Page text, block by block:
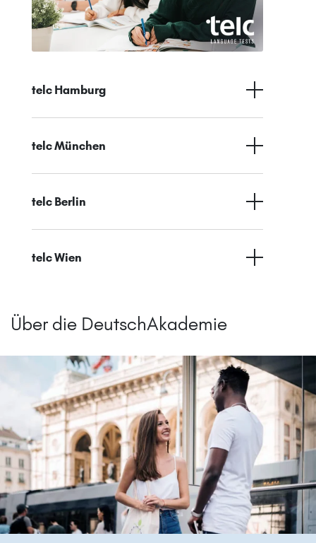
telc Hamburg
telc München
telc Berlin
telc Wien
Über die DeutschAkademie